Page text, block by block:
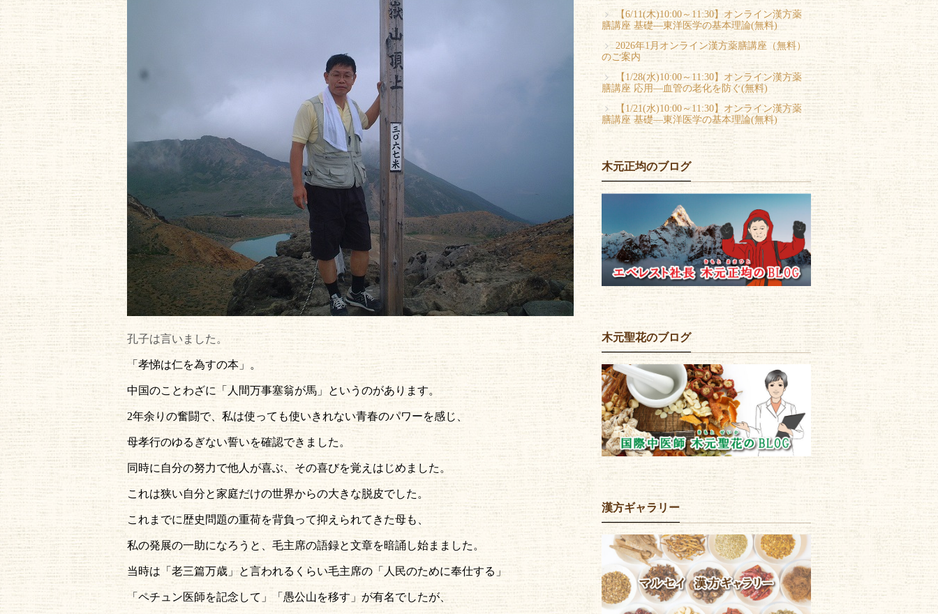
孔子は言いました。
「孝悌は仁を為すの本」。
中国のことわざに「人間万事塞翁が馬」というのがあります。
2年余りの奮闘で、私は使っても使いきれない青春のパワーを感じ、
母孝行のゆるぎない誓いを確認できました。
同時に自分の努力で他人が喜ぶ、その喜びを覚えはじめました。
これは狭い自分と家庭だけの世界からの大きな脱皮でした。
これまでに歴史問題の重荷を背負って抑えられてきた母も、
私の発展の一助になろうと、毛主席の語録と文章を暗誦し始まました。
当時は「老三篇万歳」と言われるくらい毛主席の「人民のために奉仕する」
「ペチュン医師を記念して」「愚公山を移す」が有名でしたが、
【6/11(木)10:00～11:30】オンライン漢方薬
膳講座 基礎―東洋医学の基本理論(無料)
2026年1月オンライン漢方薬膳講座（無料）
のご案内
【1/28(水)10:00～11:30】オンライン漢方薬
膳講座 応用―血管の老化を防ぐ(無料)
【1/21(水)10:00～11:30】オンライン漢方薬
膳講座 基礎―東洋医学の基本理論(無料)
木元正均のブログ
木元聖花のブログ
漢方ギャラリー